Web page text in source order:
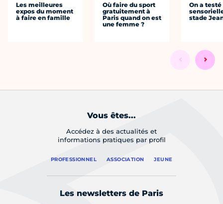
Les meilleures
expos du moment
à faire en famille
Où faire du sport
gratuitement à
Paris quand on est
une femme ?
On a
stade
Vous êtes...
Accédez à des actualités et
informations pratiques par profil
PROFESSIONNEL ASSOCIATION JEUNE
Les newsletters de Paris